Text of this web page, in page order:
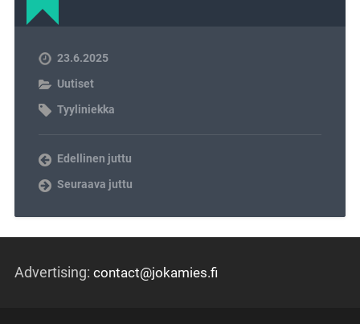
23.6.2025
Uutiset
Tyyliniekka
Edellinen juttu
Seuraava juttu
Advertising: contact@jokamies.fi